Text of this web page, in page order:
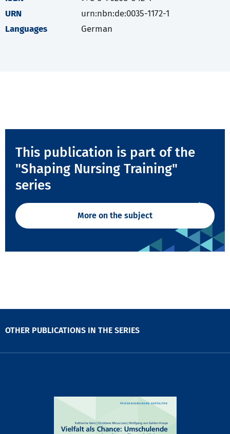
URN
urn:nbn:de:0035-1172-1
Languages
German
This publication is part of the
"Shaping Nursing Training"
series
More on the subject
OTHER PUBLICATIONS IN THE SERIES